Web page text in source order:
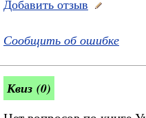
Добавить отзыв
Сообщить об ошибке
Квиз (0)